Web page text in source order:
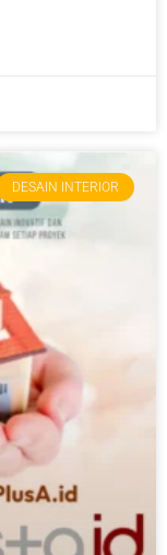
DESAIN INTERIOR